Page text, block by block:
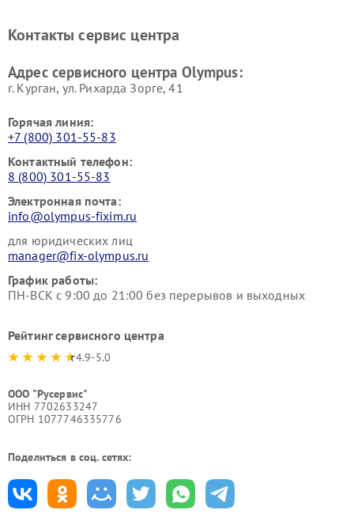
Контакты сервис центра
Адрес сервисного центра Olympus:
г. Курган, ул. Рихарда Зорге, 41
Горячая линия:
+7 (800) 301-55-83
Контактный телефон:
8 (800) 301-55-83
Электронная почта:
info@olympus-fixim.ru
для юридических лиц
manager@fix-olympus.ru
График работы:
ПН-ВСК с 9:00 до 21:00 без перерывов и выходных
Рейтинг сервисного центра
4.9-5.0
ООО "Русервис"
ИНН 7702633247
ОГРН 1077746335776
Поделиться в соц. сетях: